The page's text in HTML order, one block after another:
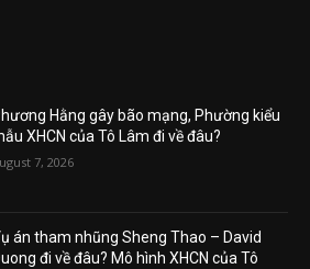
Hằng gây bão mạng, Phường kiểu
XHCN của Tô Lâm đi về đâu?
7, 2026
án tham nhũng Sheng Thao – David
đi về đâu? Mô hình XHCN của Tô